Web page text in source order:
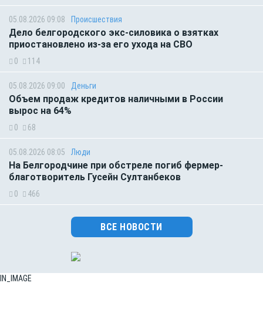
05.08.2026 09:08 Происшествия
Дело белгородского экс-силовика о взятках
приостановлено из-за его ухода на СВО
0 114
05.08.2026 09:00 Деньги
Объем продаж кредитов наличными в России
вырос на 64%
0 68
05.08.2026 08:05 Люди
На Белгородчине при обстреле погиб фермер-
благотворитель Гусейн Султанбеков
0 466
ВСЕ НОВОСТИ
IN_IMAGE